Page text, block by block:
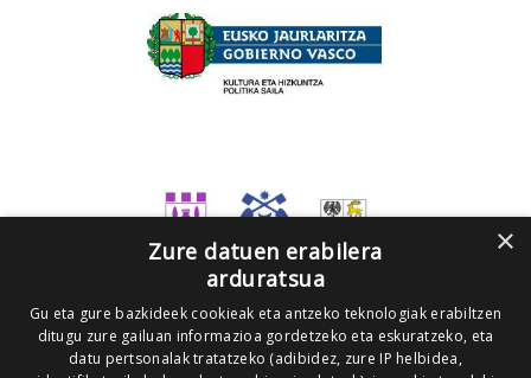
×
Zure datuen erabilera
arduratsua
Gu eta gure bazkideek cookieak eta antzeko teknologiak erabiltzen
ditugu zure gailuan informazioa gordetzeko eta eskuratzeko, eta
datu pertsonalak tratatzeko (adibidez, zure IP helbidea,